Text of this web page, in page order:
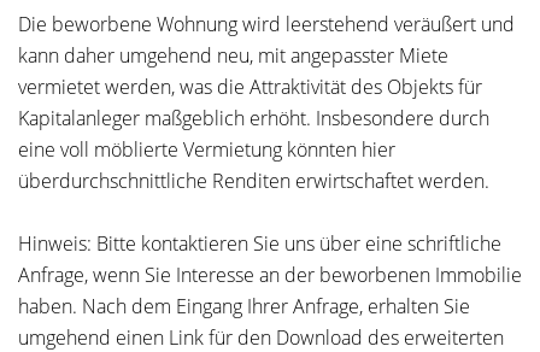
Die beworbene Wohnung wird leerstehend veräußert und
kann daher umgehend neu, mit angepasster Miete
vermietet werden, was die Attraktivität des Objekts für
Kapitalanleger maßgeblich erhöht. Insbesondere durch
eine voll möblierte Vermietung könnten hier
überdurchschnittliche Renditen erwirtschaftet werden.
Hinweis: Bitte kontaktieren Sie uns über eine schriftliche
Anfrage, wenn Sie Interesse an der beworbenen Immobilie
haben. Nach dem Eingang Ihrer Anfrage, erhalten Sie
umgehend einen Link für den Download des erweiterten